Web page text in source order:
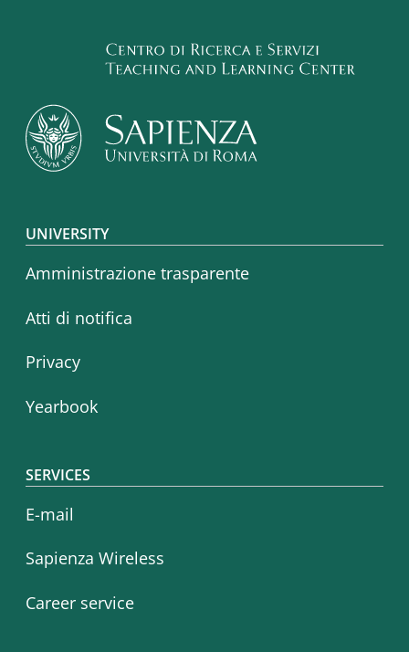
Footer menu
UNIVERSITY
Amministrazione trasparente
Atti di notifica
Privacy
Yearbook
SERVICES
E-mail
Sapienza Wireless
Career service